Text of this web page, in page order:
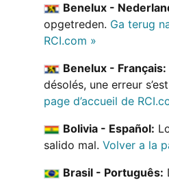
Benelux -
opgetreden. Ga terug
RCI.com »
Benelux - Français:
désolés, une erreur
page d’accueil de
Bolivia - Español:
salido mal. Volver a la
Brasil - Português: